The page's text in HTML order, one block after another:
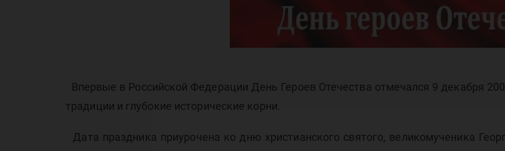
Впервые в Российской Федерации День Героев Отечества отмечался 9 декабря
традиции и глубокие исторические корни.
Дата праздника приурочена ко дню христианского святого, великомученика